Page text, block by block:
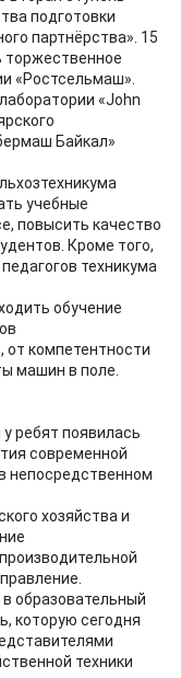
подготовки
партнёрства». 15
торжественное
«Ростсельмаш».
«John
Байкал»
учебные
повысить качество
Кроме того,
техникума
обучение
от компетентности
машин в поле.
ребят появилась
современной
непосредственном
хозяйства и
образовательный
которую сегодня
техники